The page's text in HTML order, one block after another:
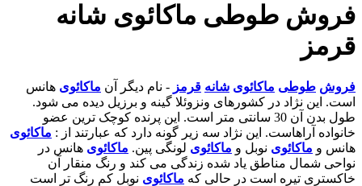
فروش طوطی ماکائوی شانه
قرمز
فروش طوطی ماکائوی شانه قرمز - نام دیگر آن ماکائوی هانس
است. این نژاد در کشورهای ونزوئلا گینه و برزیل دیده می شود.
طول بدن آن 30 سانتی متر است. این پرنده کوچک ترین عضو
خانواده آراهاست. این نژاد سه زیر گونه دارد که عبارتند از : ماکائوی
هانس و ماکائوی نوبل و ماکائوی لونگی پین. ماکائوی هانس در
نواحی شمال مناطق یاد شده زندگی می کند و رنگ منقار آن
خاکستری تیره است در حالی که ماکائوی نوبل کم رنگ تر است